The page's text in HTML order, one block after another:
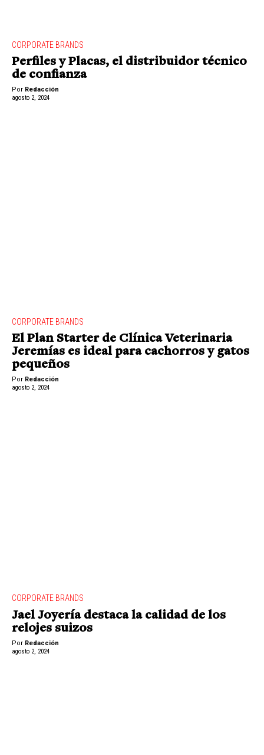
CORPORATE BRANDS
Perfiles y Placas, el distribuidor técnico
de confianza
Por Redacción
agosto 2, 2024
CORPORATE BRANDS
El Plan Starter de Clínica Veterinaria
Jeremías es ideal para cachorros y gatos
pequeños
Por Redacción
agosto 2, 2024
CORPORATE BRANDS
Jael Joyería destaca la calidad de los
relojes suizos
Por Redacción
agosto 2, 2024